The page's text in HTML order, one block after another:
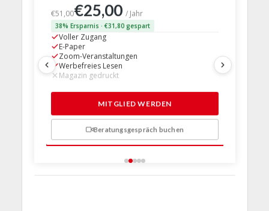
€51,00€25,00/ Jahr
38% Ersparnis · €31,80 gespart
Voller Zugang
E-Paper
Zoom-Veranstaltungen
Werbefreies Lesen
Magazin gedruckt
MITGLIED WERDEN
Beratungsgespräch buchen